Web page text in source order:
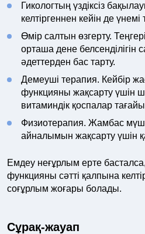
Гикологтың үздіксіз
келтіргеннен кейін де
Өмір салтын өзгерту.
орташа дене белсенділігін
әдеттерден бас тарту.
Демеуші терапия. Кейбір
функцияны жақсарту үшін
витаминдік қоспалар
Физиотерапия. Жамбас
айналымын жақсарту үшін
Емдеу неғұрлым ерте
функцияны сәтті қалпына
соғұрлым жоғары болады.
Сұрақ-жауап